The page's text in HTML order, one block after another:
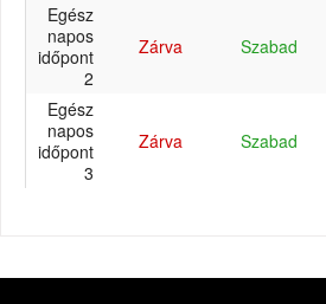
Egész
napos
időpont
2
Zárva Szabad
Egész
napos
időpont
3
Zárva Szabad